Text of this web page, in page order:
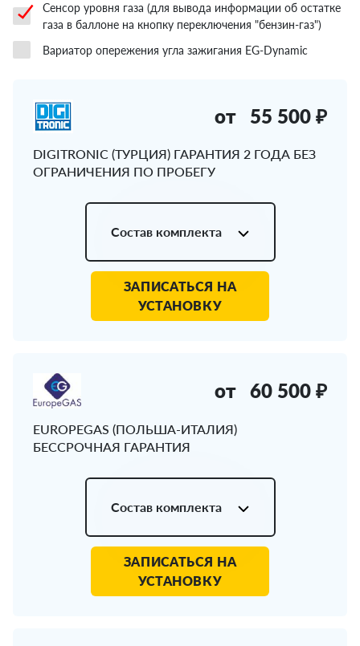
Сенсор уровня газа (для вывода информации об остатке
газа в баллоне на кнопку переключения "бензин-газ")
Вариатор опережения угла зажигания EG-Dynamic
DIGITRONIC (ТУРЦИЯ) ГАРАНТИЯ 2 ГОДА БЕЗ
ОГРАНИЧЕНИЯ ПО ПРОБЕГУ
от 55 500 ₽
Состав комплекта
ЗАПИСАТЬСЯ НА
УСТАНОВКУ
EUROPEGAS (ПОЛЬША-ИТАЛИЯ)
БЕССРОЧНАЯ ГАРАНТИЯ
от 60 500 ₽
Состав комплекта
ЗАПИСАТЬСЯ НА
УСТАНОВКУ